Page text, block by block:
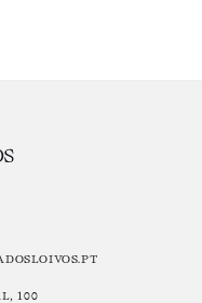
100